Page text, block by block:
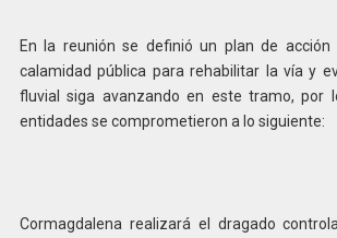
En la reunión se definió un plan de
calamidad pública para rehabilitar la vía y
fluvial siga avanzando en este tramo, por
entidades se comprometieron a lo siguiente:
Cormagdalena realizará el dragado